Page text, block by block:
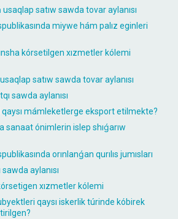
usaqlap satıw sawda tovar aylanısı
miywe hám palız eginleri
kórsetilgen xızmetler kólemi
satıw sawda tovar aylanısı
sawda aylanısı
mámleketlerge eksport etilmekte?
sanaat ónimlerin islep shıǵarıw
orınlanǵan qurılıs jumısları
sawda aylanısı
xızmetler kólemi
qaysı iskerlik túrinde kóbirek